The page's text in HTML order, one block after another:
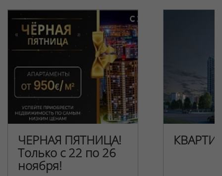
ЧЕРНАЯ ПЯТНИЦА!
Только с 22 по 26
ноября!